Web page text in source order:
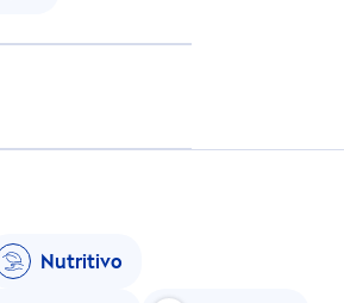
Nutritivo